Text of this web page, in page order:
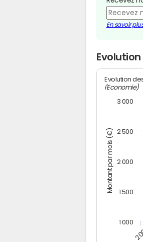
En savoir
Montant par mois (€)
Evolution
l'Economie)
1 000
1 500
2 000
2 500
3 000